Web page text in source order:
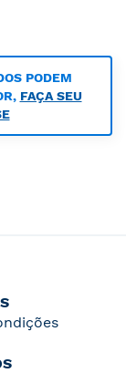
PODEM
FAÇA SEU